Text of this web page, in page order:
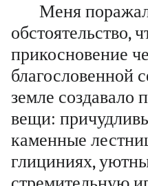
Меня
обстоятельство,
прикосновение
благословенной
земле создавало
вещи:
каменные
глициниях,